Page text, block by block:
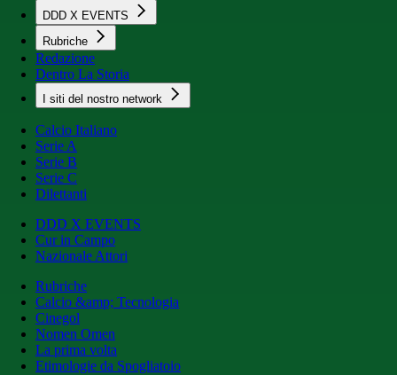
DDD X EVENTS
Rubriche
Redazione
Dentro La Storia
I siti del nostro network
Calcio Italiano
Serie A
Serie B
Serie C
Dilettanti
DDD X EVENTS
Cur in Campo
Nazionale Attori
Rubriche
Calcio &amp; Tecnologia
Cinegol
Nomen Omen
La prima volta
Etimologie da Spogliatoio